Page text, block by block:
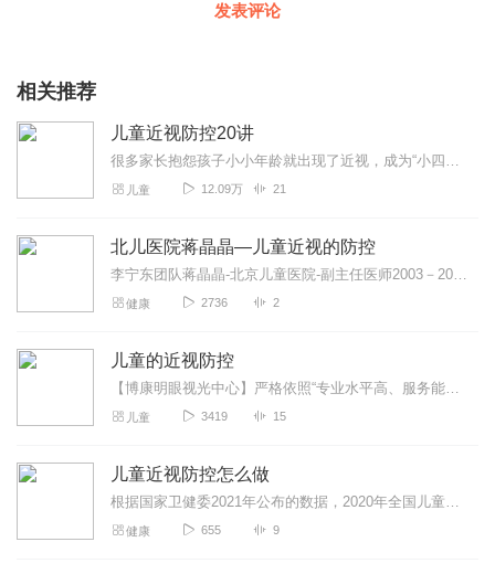
发表评论
相关推荐
儿童近视防控20讲
很多家长抱怨孩子小小年龄就出现了近视，成为“小四眼”，不仅如此，孩子随着年龄的增长，度数还在持续增长，成为家长焦虑的主要问题。我...
儿童 12.09万 21
北儿医院蒋晶晶—儿童近视的防控
李宁东团队蒋晶晶-北京儿童医院-副主任医师2003－2010年湘雅医院眼科，师从刘双珍教授，研究小儿斜弱视、眼屈光，获博士学位。2010－2013年解放军总医...
健康 2736 2
儿童的近视防控
【博康明眼视光中心】严格依照“专业水平高、服务能力强、责任周期长”的服务要求，恪守“用医学的严谨、亲情的关爱呵护孩子的眼睛”的服务理念，遵循“专业化、规范化、个...
儿童 3419 15
儿童近视防控怎么做
根据国家卫健委2021年公布的数据，2020年全国儿童青少年总体近视率为52.7%，人数超过1亿，近视低龄化问题突出。近视到底有哪些原因呢？眼睛看不清就是近视吗...
健康 655 9